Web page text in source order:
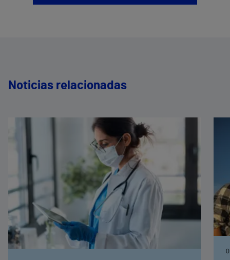
Noticias relacionadas